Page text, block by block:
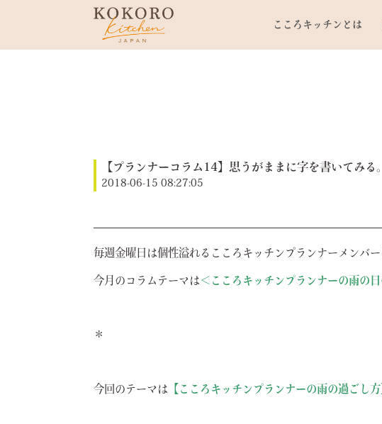
こころキッチンとは
【プランナーコラム14】思うがままに字を書いてみ
2018-06-15 08:27:05
毎週金曜日は個性溢れるこころキッチンプランナーメンバー
今月のコラムテーマは＜こころキッチンプランナーの雨の
＊
今回のテーマは 【こころキッチンプランナーの雨の過ごし方